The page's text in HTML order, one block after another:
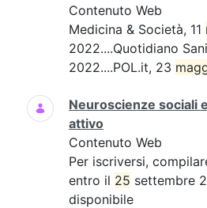
Contenuto Web
Medicina & Società, 11
2022....Quotidiano
2022....POL.it, 23
Neuroscienze sociali
attivo
Contenuto Web
Per iscriversi,
entro il 25 settembre
disponibile